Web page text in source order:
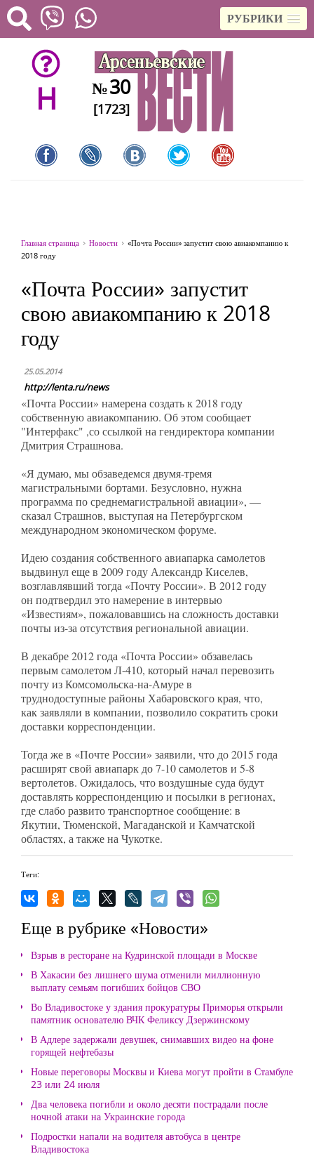
РУБРИКИ
H №30
[1723]
Главная страница Новости
«Почта России» запустит свою авиакомпанию к
2018 году
«Почта России» запустит
свою авиакомпанию к 2018
году
25.05.2014
http://lenta.ru/news
«Почта России» намерена создать к 2018 году
собственную авиакомпанию. Об этом сообщает
"Интерфакс" ,со ссылкой на гендиректора компании
Дмитрия Страшнова.
«Я думаю, мы обзаведемся двумя-тремя
магистральными бортами. Безусловно, нужна
программа по среднемагистральной авиации», —
сказал Страшнов, выступая на Петербургском
международном экономическом форуме.
Идею создания собственного авиапарка самолетов
выдвинул еще в 2009 году Александр Киселев,
возглавлявший тогда «Почту России». В 2012 году
он подтвердил это намерение в интервью
«Известиям», пожаловавшись на сложность доставки
почты из-за отсутствия региональной авиации.
В декабре 2012 года «Почта России» обзавелась
первым самолетом Л-410, который начал перевозить
почту из Комсомольска-на-Амуре в
труднодоступные районы Хабаровского края, что,
как заявляли в компании, позволило сократить сроки
доставки корреспонденции.
Тогда же в «Почте России» заявили, что до 2015 года
расширят свой авиапарк до 7-10 самолетов и 5-8
вертолетов. Ожидалось, что воздушные суда будут
доставлять корреспонденцию и посылки в регионах,
где слабо развито транспортное сообщение: в
Якутии, Тюменской, Магаданской и Камчатской
областях, а также на Чукотке.
Теги:
Еще в рубрике «Новости»
Взрыв в ресторане на Кудринской площади в Москве
В Хакасии без лишнего шума отменили миллионную
выплату семьям погибших бойцов СВО
Во Владивостоке у здания прокуратуры Приморья открыли
памятник основателю ВЧК Феликсу Дзержинскому
В Адлере задержали девушек, снимавших видео на фоне
горящей нефтебазы
Новые переговоры Москвы и Киева могут пройти в Стамбуле
23 или 24 июля
Два человека погибли и около десяти пострадали после
ночной атаки на Украинские города
Подростки напали на водителя автобуса в центре
Владивостока